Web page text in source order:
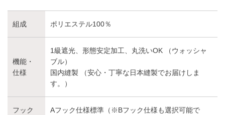
組成 ポリエステル100％
機能・
仕様
1級遮光、形態安定加工、丸洗いOK （ウォッシャ
ブル）
国内縫製 （安心・丁寧な日本縫製でお届けしま
す。）
フック
Aフック仕様標準（※Bフック仕様も選択可能で